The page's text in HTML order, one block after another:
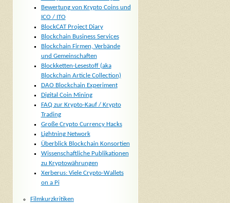
Bewertung von Krypto Coins und
ICO / ITO
BlockCAT Project Diary
Blockchain Business Services
Blockchain Firmen, Verbände
und Gemeinschaften
Blockketten-Lesestoff (aka
Blockchain Article Collection)
DAO Blockchain Experiment
Digital Coin Mining
FAQ zur Krypto-Kauf / Krypto
Trading
Große Crypto Currency Hacks
Lightning Network
Überblick Blockchain Konsortien
Wissenschaftliche Publikationen
zu Kryptowährungen
Xerberus: Viele Crypto-Wallets
on a Pi
Filmkurzkritiken